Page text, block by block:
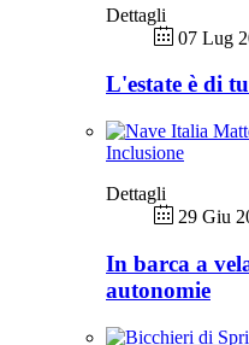
Dettagli
07 Lug
L'estate è di
Inclusione
Dettagli
29 Giu
In barca a
autonomie